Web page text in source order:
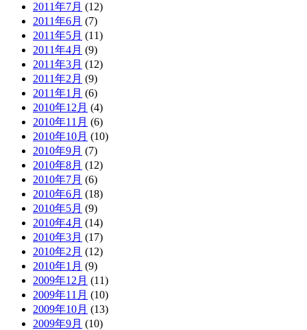
2011年7月 (12)
2011年6月 (7)
2011年5月 (11)
2011年4月 (9)
2011年3月 (12)
2011年2月 (9)
2011年1月 (6)
2010年12月 (4)
2010年11月 (6)
2010年10月 (10)
2010年9月 (7)
2010年8月 (12)
2010年7月 (6)
2010年6月 (18)
2010年5月 (9)
2010年4月 (14)
2010年3月 (17)
2010年2月 (12)
2010年1月 (9)
2009年12月 (11)
2009年11月 (10)
2009年10月 (13)
2009年9月 (10)